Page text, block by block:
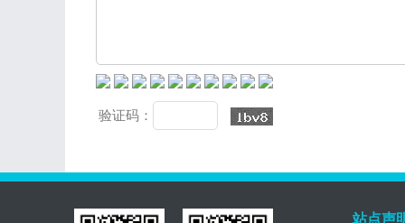
验证码：
站点声